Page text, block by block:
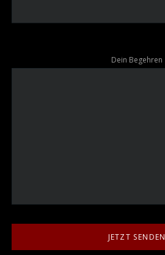
Dein Begehren
JETZT SENDEN